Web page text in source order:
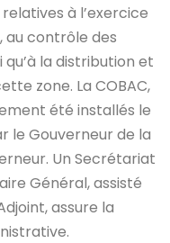
à l’exercice
au contrôle des
la distribution et
zone. La COBAC,
été installés le
le Gouverneur de la
Un Secrétariat
Général, assisté
assure la